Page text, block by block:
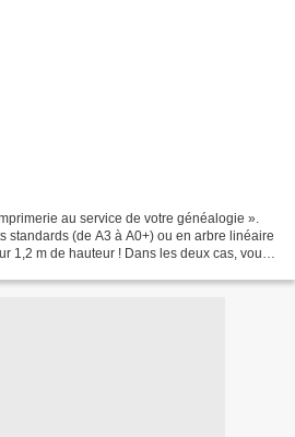
au service de votre généalogie ».
standards (de A3 à A0+) ou en arbre linéaire
1,2 m de hauteur ! Dans les deux cas, vous